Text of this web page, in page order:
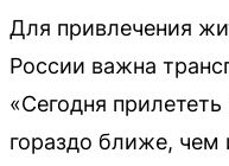
Для привлечения
России важна
«Сегодня
гораздо ближе,